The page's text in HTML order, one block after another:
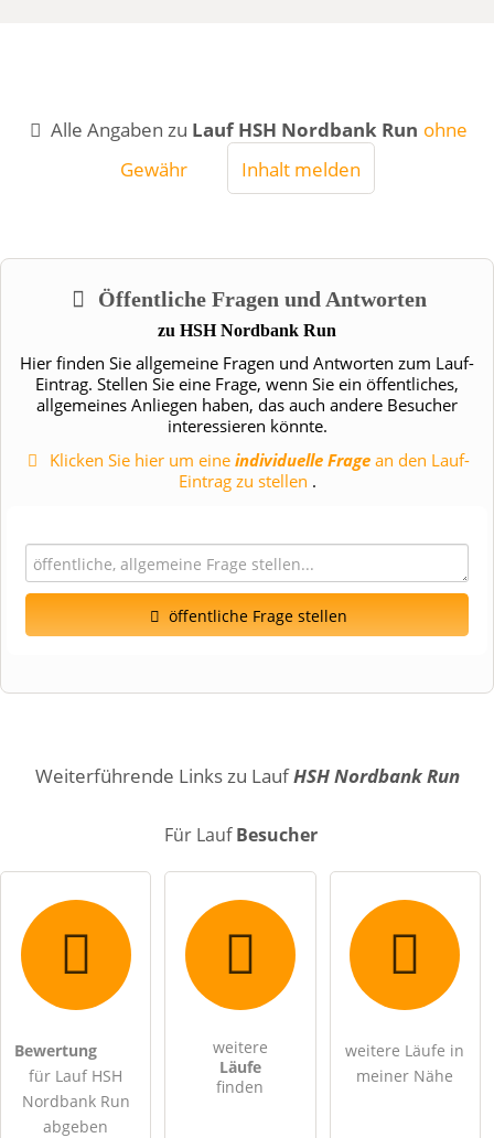
Alle Angaben zu Lauf HSH Nordbank Run ohne
Gewähr
Inhalt melden
Öffentliche Fragen und Antworten
zu HSH Nordbank Run
Hier finden Sie allgemeine Fragen und Antworten zum Lauf-
Eintrag. Stellen Sie eine Frage, wenn Sie ein öffentliches,
allgemeines Anliegen haben, das auch andere Besucher
interessieren könnte.
Klicken Sie hier um eineindividuelle Frage an den Lauf-
Eintrag zu stellen .
öffentliche Frage stellen
Name
Hiermit akzeptiere ich dieAGB
DieDatenschutzerklärung
Weiterführende Links zu LaufHSH Nordbank Run
Für LaufBesucher
Bewertung
für Lauf HSH
Nordbank Run
abgeben
weitere
Läufe
finden
weitere Läufe in
meiner Nähe